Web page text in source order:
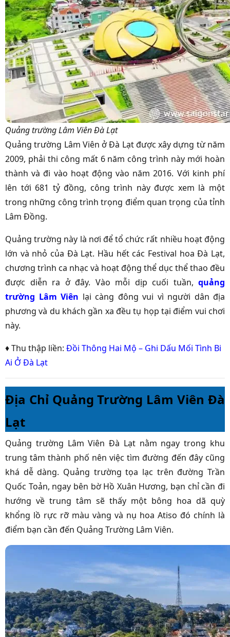
Quảng trường Lâm Viên Đà Lạt
Quảng trường Lâm Viên ở Đà Lạt được xây dựng từ năm
2009, phải thi công mất 6 năm công trình này mới hoàn
thành và đi vào hoạt động vào năm 2016. Với kinh phí
lên tới 681 tỷ đồng, công trình này được xem là một
trong những công trình trọng điểm quan trọng của tỉnh
Lâm Đồng.
Quảng trường này là nơi để tổ chức rất nhiều hoạt động
lớn và nhỏ của Đà Lạt. Hầu hết các Festival hoa Đà Lạt,
chương trình ca nhạc và hoạt động thể dục thể thao đều
được diễn ra ở đây. Vào mỗi dịp cuối tuần, quảng
trường Lâm Viên lại càng đông vui vì người dân địa
phương và du khách gần xa đều tụ họp tại điểm vui chơi
này.
♦ Thu thập liền: Đồi Thông Hai Mộ – Ghi Dấu Mối Tình Bi
Ai Ở Đà Lạt
Địa Chỉ Quảng Trường Lâm Viên Đà
Lạt
Quảng trường Lâm Viên Đà Lạt nằm ngay trong khu
trung tâm thành phố nên việc tìm đường đến đây cũng
khá dễ dàng. Quảng trường tọa lạc trên đường Trần
Quốc Toản, ngay bên bờ Hồ Xuân Hương, bạn chỉ cần đi
hướng về trung tâm sẽ thấy một bông hoa dã quỳ
khổng lồ rực rỡ màu vàng và nụ hoa Atiso đó chính là
điểm bạn cần đến Quảng Trường Lâm Viên.